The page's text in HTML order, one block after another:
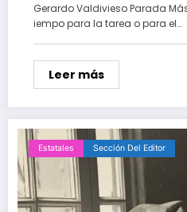
Gerardo Valdivieso Parada
iempo para la tarea o para el…
Leer más
Estatales Sección Del Editor